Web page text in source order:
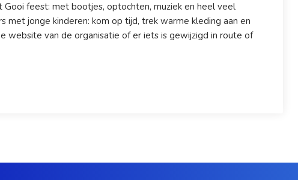
Gooi feest: met bootjes, optochten, muziek en heel veel
met jonge kinderen: kom op tijd, trek warme kleding aan en
website van de organisatie of er iets is gewijzigd in route of